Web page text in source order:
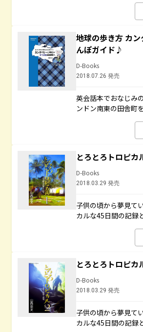
地球の歩き方 カ
んぽガイド♪
D-Books
2018.07.26 発売
英会話本でおなじみ
ンドン南東の田舎町
とろとろトロピ
D-Books
2018.03.29 発売
子供の頃から夢見て
カルな45日間の記録
とろとろトロピ
D-Books
2018.03.29 発売
子供の頃から夢見て
カルな45日間の記録